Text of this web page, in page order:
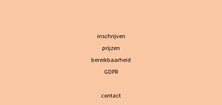
inschrijven
prijzen
bereikbaarheid
GDPR
contact